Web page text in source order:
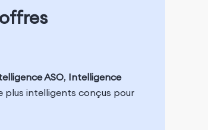
ASO, Intelligence
plus intelligents conçus pour